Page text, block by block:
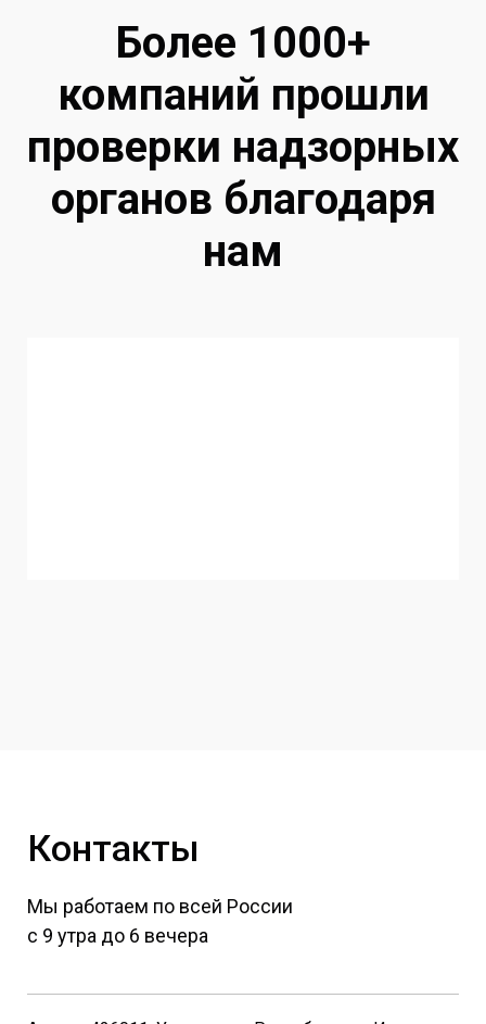
Более 1000+
компаний прошли
проверки надзорных
органов благодаря
нам
Контакты
Мы работаем по всей России
с 9 утра до 6 вечера